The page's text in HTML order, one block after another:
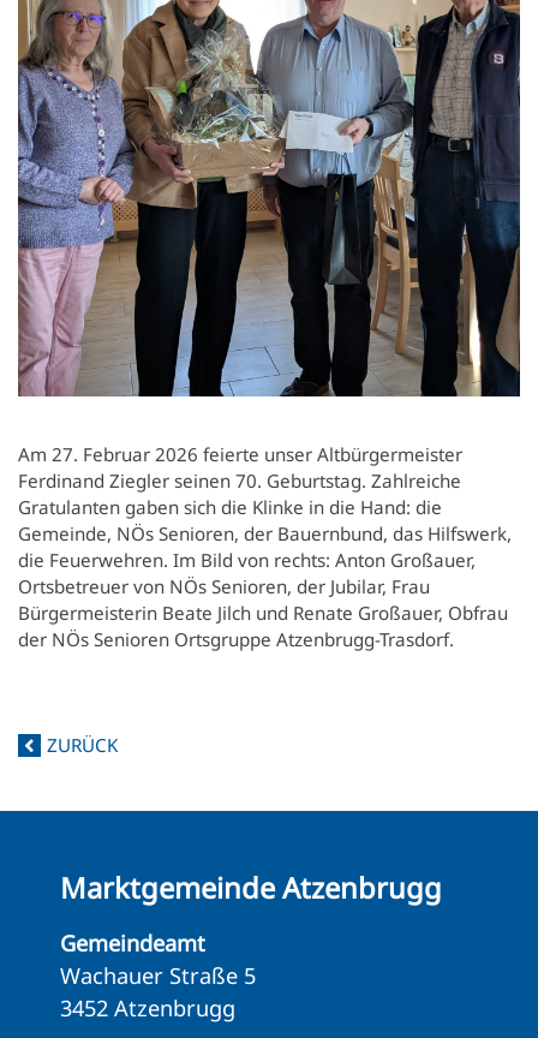
Newsletter
Handy APP
Notdienste
Einrichtungen
Standesamtsverband
Anfrageformular
Kultur.Region NÖ
Schubert Schloss Atzenbrugg
Pfarre
Geschichte
Vereine & Institutionen
Veranstaltungen
Freizeit & Sport
Sehenswertes
Gastronomie
Heurigen & Wein
Verkehrsanbindung
Nahversorgung
Gewerbe-Immobilien
Karten und Lageplan
Orte
Daten & Fakten
Am 27. Februar 2026 feierte unser Altbürgermeister
Ferdinand Ziegler seinen 70. Geburtstag. Zahlreiche
Gratulanten gaben sich die Klinke in die Hand: die
Gemeinde, NÖs Senioren, der Bauernbund, das Hilfswerk,
die Feuerwehren. Im Bild von rechts: Anton Großauer,
Ortsbetreuer von NÖs Senioren, der Jubilar, Frau
Bürgermeisterin Beate Jilch und Renate Großauer, Obfrau
der NÖs Senioren Ortsgruppe Atzenbrugg-Trasdorf.
ZURÜCK
Marktgemeinde Atzenbrugg
Gemeindeamt
Wachauer Straße 5
3452 Atzenbrugg